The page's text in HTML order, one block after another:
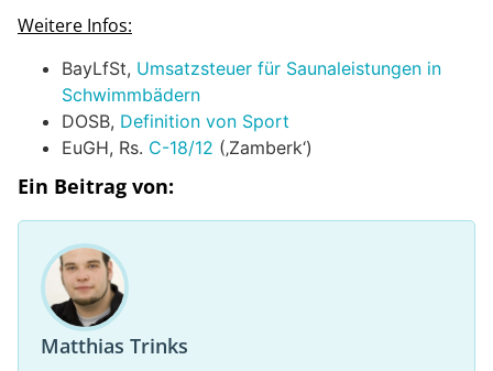
Weitere Infos:
BayLfSt, Umsatzsteuer für Saunaleistungen in
Schwimmbädern
DOSB, Definition von Sport
EuGH, Rs. C-18/12 (‚Zamberk‘)
Ein Beitrag von:
Matthias Trinks